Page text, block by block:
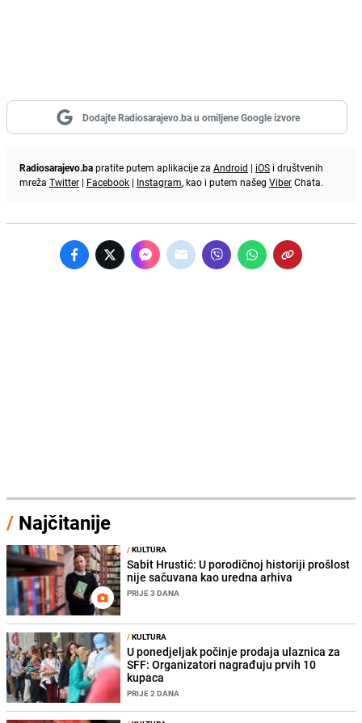
Dodajte Radiosarajevo.ba u omiljene Google izvore
Radiosarajevo.bapratite putem aplikacije za Android | iOS i društvenih
mreža Twitter | Facebook | Instagram, kao i putem našeg ViberChata.
/ Najčitanije
/KULTURA
Sabit Hrustić: U porodičnoj historiji prošlost
nije sačuvana kao uredna arhiva
PRIJE 3 DANA
/KULTURA
U ponedjeljak počinje prodaja ulaznica za
SFF: Organizatori nagrađuju prvih 10
kupaca
PRIJE 2 DANA